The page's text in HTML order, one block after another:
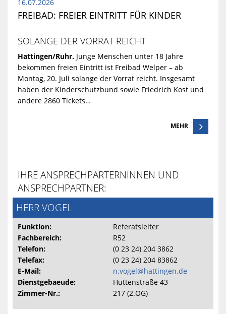
16.07.2026
FREIBAD: FREIER EINTRITT FÜR KINDER
SOLANGE DER VORRAT REICHT
Hattingen/Ruhr. Junge Menschen unter 18 Jahre
bekommen freien Eintritt ist Freibad Welper – ab
Montag, 20. Juli solange der Vorrat reicht. Insgesamt
haben der Kinderschutzbund sowie Friedrich Kost und
andere 2860 Tickets…
MEHR
IHRE ANSPRECHPARTERNINNEN UND
ANSPRECHPARTNER:
HERR VOGEL
Funktion:
Referatsleiter
Fachbereich:
R52
Telefon:
(0 23 24) 204 3862
Telefax:
(0 23 24) 204 83862
E-Mail:
n.vogel@hattingen.de
Dienstgebaeude:
Hüttenstraße 43
Zimmer-Nr.:
217 (2.OG)